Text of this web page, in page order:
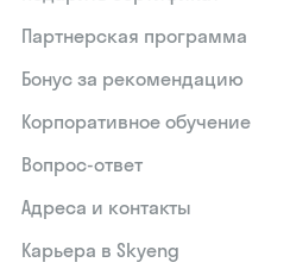
Партнерская программа
Бонус за рекомендацию
Корпоративное обучение
Вопрос-ответ
Адреса и контакты
Карьера в Skyeng